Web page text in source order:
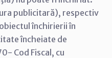
publicitară), respectiv
închirierii în
încheiate de
Cod Fiscal, cu